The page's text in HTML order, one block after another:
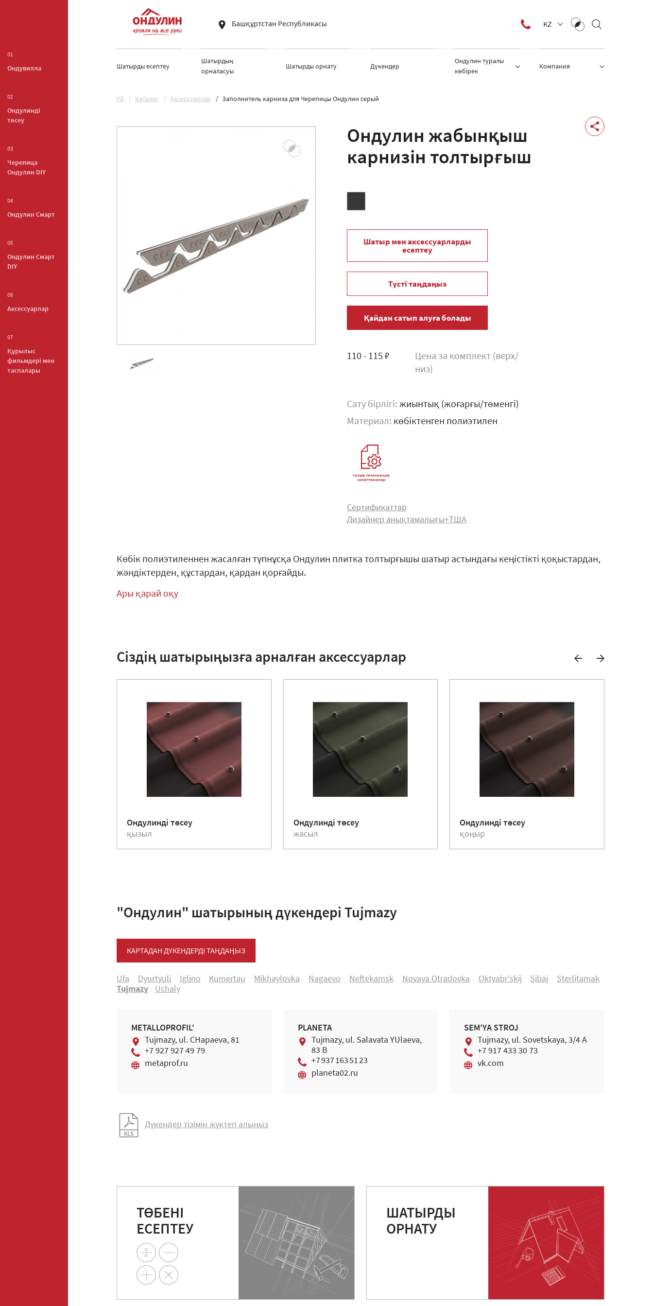
01
Ондувилла
02
Ондулинді
төсеу
03
Черепица
Ондулин DIY
04
Ондулин Смарт
05
Ондулин Смарт
DIY
06
Аксессуарлар
07
Құрылыс
фильмдері мен
таспалары
Башқұртстан Республикасы KZ
Шатырды есептеу
Шатырдың
орналасуы
Шатырды орнату Дүкендер
Ондулин туралы
көбірек
Компания
Yй Каталог Аксессуарлар Заполнитель карниза для Черепицы Ондулин серый
Ондулин жабынқыш
карнизін толтырғыш
Шатыр мен аксессуарларды
есептеу
Түсті таңдаңыз
Қайдан сатып алуға болады
110 - 115 ₽
Цена за комплект (верх/
низ)
Сату бірлігі: жиынтық (жоғарғы/төменгі)
Материал: көбіктенген полиэтилен
толық техникалық
сипаттамалар
Сертификаттар
Дизайнер анықтамалығы+ТША
Көбік полиэтиленнен жасалған түпнұсқа Ондулин плитка толтырғышы шатыр астындағы кеңістікті қоқыстардан,
жәндіктерден, құстардан, қардан қорғайды.
Ары қарай оқу
Сіздің шатырыңызға арналған аксессуарлар
Ондулинді төсеу
қызыл
Ондулинді төсеу
жасыл
Ондулинді төсеу
қоңыр
"Ондулин" шатырының дүкендері Tujmazy
КАРТАДАН ДҮКЕНДЕРДІ ТАҢДАҢЫЗ
Ufa Dyurtyuli Iglino Kumertau Mikhaylovka Nagaevo Neftekamsk Novaya Otradovka Oktyabr'skij Sibaj
Sterlitamak
Tujmazy
Uchaly
METALLOPROFIL'
Tujmazy, ul. CHapaeva, 81
+7 927 927 49 79
metaprof.ru
PLANETA
Tujmazy, ul. Salavata YUlaeva,
83 B
+7 937 163 51 23
planeta02.ru
SEM'YA STROJ
Tujmazy, ul. Sovetskaya, 3/4 A
+7 917 433 30 73
vk.com
Дүкендер тізімін жүктеп алыңыз
ТӨБЕНІ
ЕСЕПТЕУ
ШАТЫРДЫ
ОРНАТУ